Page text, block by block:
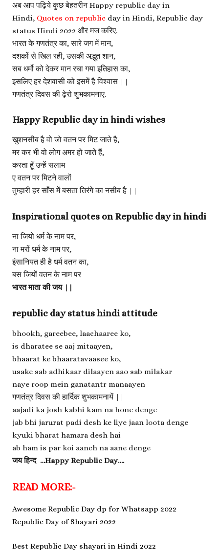
अब आप पढ़िये कुछ बेहतरीन Happy republic day in
Hindi, Quotes on republic day in Hindi, Republic day
status Hindi 2022 और मज करिए.
भारत के गणतंत्र का, सारे जग में मान,
दशकों से खिल रही, उसकी अद्भुत शान,
सब धर्मो को देकर मान रचा गया इतिहास का,
इसलिए हर देशवासी को इसमें है विश्वास ||
गणतंत्र दिवस की ढ़ेरो शुभकामनाए.
Happy Republic day in hindi wishes
खुशनसीब है वो जो वतन पर मिट जाते है,
मर कर भी वो लोग अमर हो जाते हैं,
करता हूँ उन्हें सलाम
ए वतन पर मिटने वालों
तुम्हारी हर साँस में बसता तिरंगे का नसीब है ||
Inspirational quotes on Republic day in hindi
ना जियो धर्म के नाम पर,
ना मरों धर्म के नाम पर,
इंसानियत ही है धर्म वतन का,
बस जियों वतन के नाम पर
भारत माता की जय ||
republic day status hindi attitude
bhookh, gareebee, laachaaree ko,
is dharatee se aaj mitaayen,
bhaarat ke bhaaratavaasee ko,
usake sab adhikaar dilaayen aao sab milakar
naye roop mein ganatantr manaayen
गणतंत्र दिवस की हार्दिक शुभकामनायें ||
aajadi ka josh kabhi kam na hone denge
jab bhi jarurat padi desh ke liye jaan loota denge
kyuki bharat hamara desh hai
ab ham is par koi aanch na aane denge
जय हिन्द …Happy Republic Day….
READ MORE:-
Awesome Republic Day dp for Whatsapp 2022
Republic Day of Shayari 2022
Best Republic Day shayari in Hindi 2022